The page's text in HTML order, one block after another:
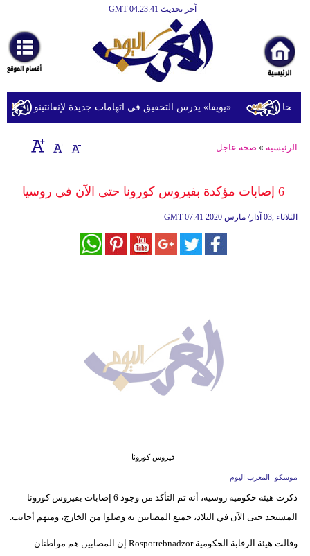
آخر تحديث GMT 04:23:41
أخبارعاجلة
رياضة
ثقافة
إقتصاد
وموسيقى
مرأة
«يويفا» يدرس التحقيق في اتهامات جديدة لإنفانتينو
الرئيسية » صحة عاجل
6 إصابات مؤكدة بفيروس كورونا حتى الآن في روسيا
GMT 07:41 2020 الثلاثاء ,03 آذار/ مارس
فيروس كورونا
موسكو- المغرب اليوم
ذكرت هيئة حكومية روسية، أنه تم التأكد من وجود 6 إصابات بفيروس كورونا
المستجد حتى الآن في البلاد، جميع المصابين به وصلوا من الخارج، ومنهم أجانب.
وقالت هيئة الرقابة الحكومية Rospotrebnadzor إن المصابين هم مواطنان